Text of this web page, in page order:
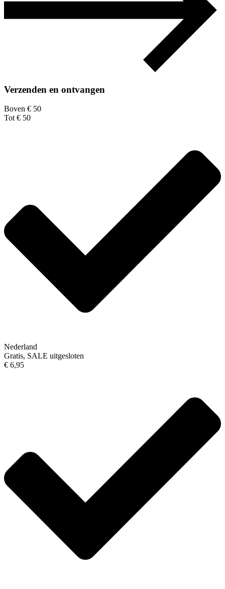
Verzenden en ontvangen
Boven € 50
Tot € 50
Nederland
Gratis, SALE uitgesloten
€ 6,95